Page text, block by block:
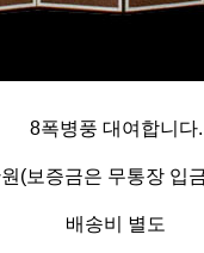
8폭병풍 대여합니다.
(보증금은 무통장 입
배송비 별도